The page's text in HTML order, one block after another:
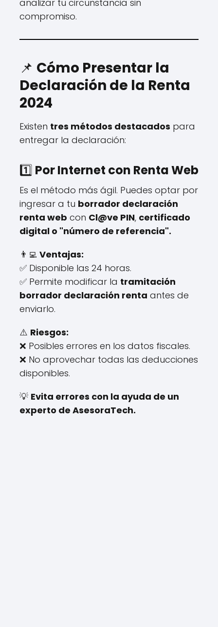
analizar tu circunstancia sin
compromiso.
📌 Cómo Presentar la
Declaración de la Renta
2024
Existen tres métodos destacados para
entregar la declaración:
1️⃣ Por Internet con Renta Web
Es el método más ágil. Puedes optar por
ingresar a tu borrador declaración
renta web con Cl@ve PIN, certificado
digital o "número de referencia".
👨‍💻 Ventajas:
✅ Disponible las 24 horas.
✅ Permite modificar la tramitación
borrador declaración renta antes de
enviarlo.
⚠️ Riesgos:
❌ Posibles errores en los datos fiscales.
❌ No aprovechar todas las deducciones
disponibles.
💡 Evita errores con la ayuda de un
experto de AsesoraTech.